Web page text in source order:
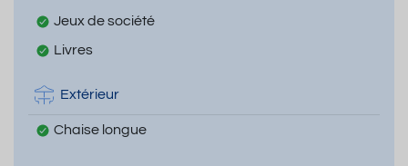
Jeux de société
Livres
Extérieur
Chaise longue